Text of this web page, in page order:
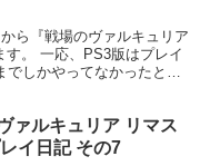
ら『戦場のヴァルキュリア
す。 一応、PS3版はプレイ
でしかやってなかったと思
ァルキュリア リマス
イ日記 その7